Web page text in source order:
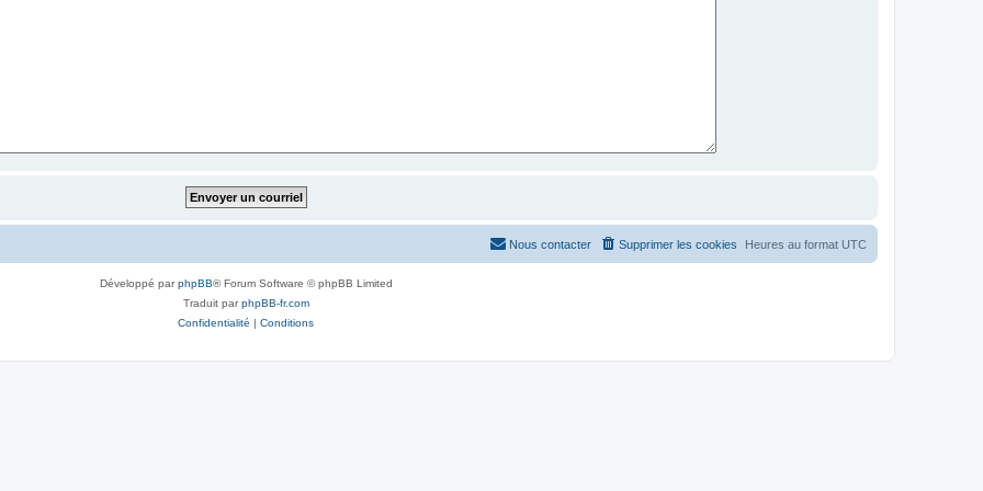
Heures au format UTC
Supprimer les cookies
Nous contacter
Développé parphpBB® Forum Software © phpBB Limited
Traduit parphpBB-fr.com
Confidentialité | Conditions